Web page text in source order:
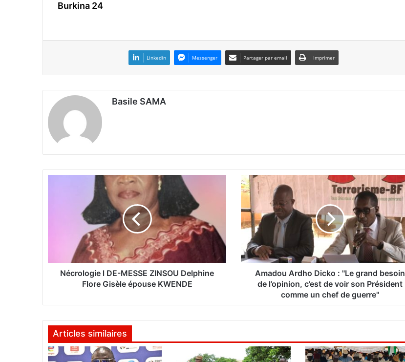
Burkina 24
Linkedin Messenger Partager par email Imprimer
Basile SAMA
i
E
M
S
S
Nécrologie l DE-MESSE ZINSOU Delphine
Flore Gisèle épouse KWENDE
A
m
d
o
u
d
i
:
Amadou Ardho Dicko : "Le grand besoin
de l’opinion, c’est de voir son Président
comme un chef de guerre"
Articles similaires